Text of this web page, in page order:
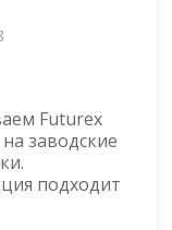
Futurex
на заводские
подходит